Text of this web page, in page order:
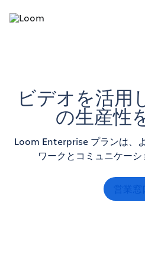
ビデオを活用
の生産性
Loom Enterprise プランは、
ワークとコミュニケーシ
営業窓